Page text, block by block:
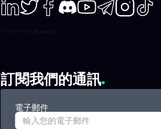
訂閱我們的通訊
電子郵件